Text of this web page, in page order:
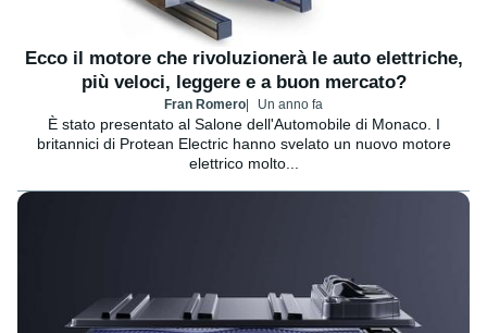
Ecco il motore che rivoluzionerà le auto elettriche,
più veloci, leggere e a buon mercato?
Fran Romero Un anno fa
È stato presentato al Salone dell'Automobile di Monaco. I
britannici di Protean Electric hanno svelato un nuovo motore
elettrico molto...